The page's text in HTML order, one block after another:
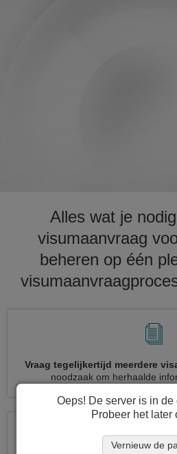
Alles wat je
visumaanvraag
beheren op één
Vraag tegelijkertijd meerdere
noodzaak om herhaalde
Oeps! De server is in
Probeer het later
Vernieuw de